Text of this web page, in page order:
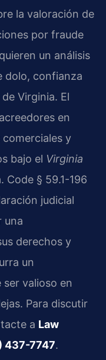
la valoración de
por fraude
un análisis
dolo, confianza
Virginia. El
en
y
bajo el Virginia
Code § 59.1-196
judicial
una
derechos y
un
valioso en
Para discutir
a Law
437-7747.